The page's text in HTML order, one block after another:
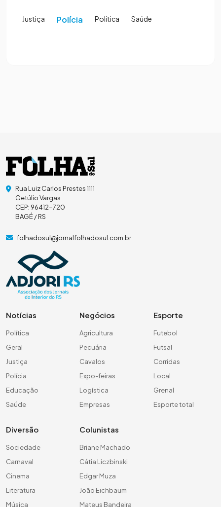
Justiça Polícia Política Saúde
Rua Luiz Carlos Prestes 1111
Getúlio Vargas
CEP: 96412-720
BAGÉ / RS
folhadosul@jornalfolhadosul.com.br
Notícias
Política
Geral
Justiça
Polícia
Educação
Saúde
Negócios
Agricultura
Pecuária
Cavalos
Expo-feiras
Logística
Empresas
Esporte
Futebol
Futsal
Corridas
Local
Grenal
Esporte total
Diversão
Sociedade
Carnaval
Cinema
Literatura
Música
Colunistas
Briane Machado
Cátia Liczbinski
Edgar Muza
João Eichbaum
Mateus Bandeira